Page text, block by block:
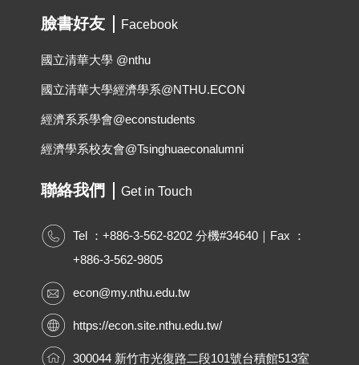
臉書好友 Facebook
國立清華大學 @nthu
國立清華大學經濟學系@NTHU.ECON
經濟系系學會@econstudents
經濟學系校友會@Tsinghuaeconalumni
聯絡我們 Get in Touch
Tel ：+886-3-562-8202 分機#34640｜Fax ：
+886-3-562-9805
econ@my.nthu.edu.tw
https://econ.site.nthu.edu.tw/
300044 新竹市光復路二段101號台積館513室